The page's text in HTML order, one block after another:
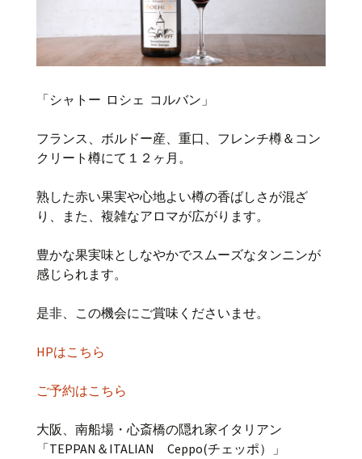
「シャトー ロシェ コルバン」
フランス、ボルドー産、重口、フレンチ樽＆コン
クリート樽にて１２ヶ月。
熟した赤い果実や心地よい樽の香ばしさが混ざ
り、また、複雑なアロマが広がります。
豊かな果実味としなやかでスムーズなタンニンが
感じられます。
是非、この機会にご賞味くださいませ。
HPはこちら
ご予約はこちら
大阪、南船場・心斎橋の隠れ家イタリアン
「TEPPAN＆ITALIAN Ceppo(チェッポ）」